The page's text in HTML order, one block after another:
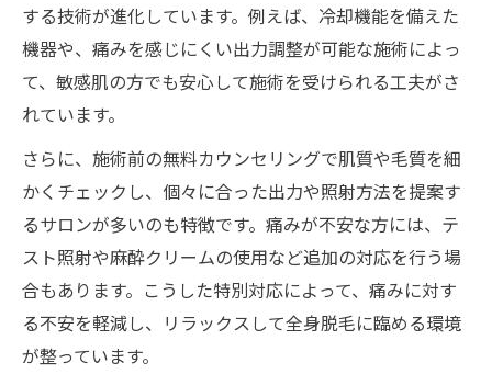
する技術が進化しています。例えば、冷却機能を備えた
機器や、痛みを感じにくい出力調整が可能な施術によっ
て、敏感肌の方でも安心して施術を受けられる工夫がさ
れています。
さらに、施術前の無料カウンセリングで肌質や毛質を細
かくチェックし、個々に合った出力や照射方法を提案す
るサロンが多いのも特徴です。痛みが不安な方には、テ
スト照射や麻酔クリームの使用など追加の対応を行う場
合もあります。こうした特別対応によって、痛みに対す
る不安を軽減し、リラックスして全身脱毛に臨める環境
が整っています。